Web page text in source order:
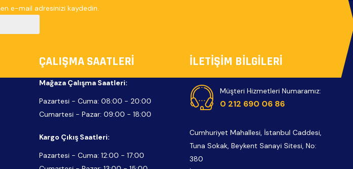
e-mail adresinizi kaydedin.
ÇALIŞMA SAATLERI
Mağaza Çalışma Saatleri:
Pazartesi - Cuma:08:00 - 20:00
Cumartesi - Pazar:09:00 - 18:00
Kargo Çıkış Saatleri:
Pazartesi - Cuma: 12:00 - 17:00
İLETIŞIM BILGILERI
Müşteri Hizmetleri Numaramız:
0 212 690 06 86
Cumhuriyet Mahallesi, İstanbul Caddesi,
Tuna Sokak, Beykent Sanayi Sitesi, No:
380